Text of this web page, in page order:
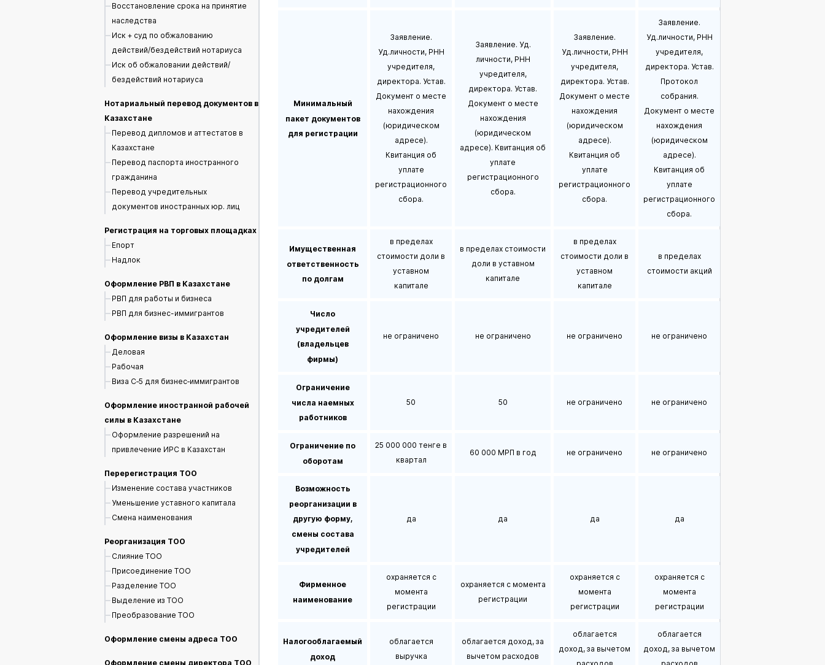
Восстановление срока на принятие
наследства
Иск + суд по обжалованию
действий/бездействий нотариуса
Иск об обжаловании действий/
бездействий нотариуса
Нотариальный перевод документов в
Казахстане
Перевод дипломов и аттестатов в
Казахстане
Перевод паспорта иностранного
гражданина
Перевод учредительных
документов иностранных юр. лиц
Регистрация на торговых площадках
Епорт
Надлок
Оформление РВП в Казахстане
РВП для работы и бизнеса
РВП для бизнес-иммигрантов
Оформление визы в Казахстан
Деловая
Рабочая
Виза С‑5 для бизнес‑иммигрантов
Оформление иностранной рабочей
силы в Казахстане
Оформление разрешений на
привлечение ИРС в Казахстан
Перерегистрация ТОО
Изменение состава участников
Уменьшение уставного капитала
Смена наименования
Реорганизация ТОО
Слияние ТОО
Присоединение ТОО
Разделение ТОО
Выделение из ТОО
Преобразование ТОО
Оформление смены адреса ТОО
Оформление смены директора ТОО
Минимальный
пакет документов
для регистрации
Заявление.
Уд.личности, РНН
учредителя,
директора. Устав.
Документ о месте
нахождения
(юридическом
адресе).
Квитанция об
уплате
регистрационного
сбора.
Заявление. Уд.
личности, РНН
учредителя,
директора. Устав.
Документ о месте
нахождения
(юридическом
адресе). Квитанция об
уплате
регистрационного
сбора.
Заявление.
Уд.личности, РНН
учредителя,
директора. Устав.
Документ о месте
нахождения
(юридическом
адресе).
Квитанция об
уплате
регистрационного
сбора.
Заявление.
Уд.личности, РНН
учредителя,
директора. Устав.
Протокол
собрания.
Документ о месте
нахождения
(юридическом
адресе).
Квитанция об
уплате
регистрационного
сбора.
Имущественная
ответственность
по долгам
в пределах
стоимости доли в
уставном
капитале
в пределах стоимости
доли в уставном
капитале
в пределах
стоимости доли в
уставном
капитале
в пределах
стоимости акций
Число
учредителей
(владельцев
фирмы)
не ограничено не ограничено не ограничено не ограничено
Ограничение
числа наемных
работников
50 50 не ограничено не ограничено
Ограничение по
оборотам
25 000 000 тенге в
квартал
60 000 МРП в год не ограничено не ограничено
Возможность
реорганизации в
другую форму,
смены состава
учредителей
да да да да
Фирменное
наименование
охраняется с
момента
регистрации
охраняется с момента
регистрации
охраняется с
момента
регистрации
охраняется с
момента
регистрации
Налогооблагаемый
доход
облагается
выручка
облагается доход, за
вычетом расходов
облагается
доход, за вычетом
облагается
доход, за вычетом